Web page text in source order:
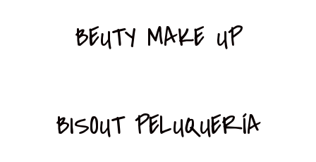
BEUTY MAKE UP
BISOUT PELUQUERÍA